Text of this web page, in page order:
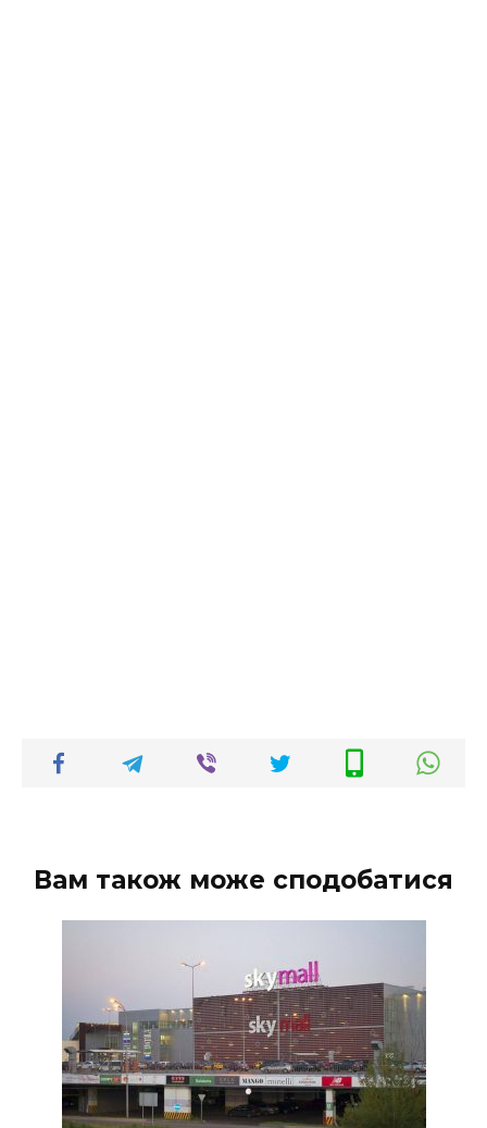
Вам також може сподобатися